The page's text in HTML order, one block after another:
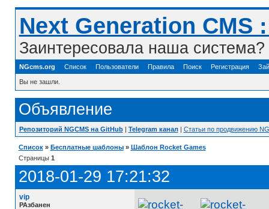
Next Generation
Заинтересовала наша
NGcms.org Список Пользователи Правила Поиск Регистрация
Вы не зашли.
Объявление
Репозиторий NGCMS на GitHub| Telegram канал| Статьи по продвижению
Список » Бесплатные шаблоны » Шаблон Rocket Games
Страницы 1
2018-01-29 17:21:32
vip
РАзбанен